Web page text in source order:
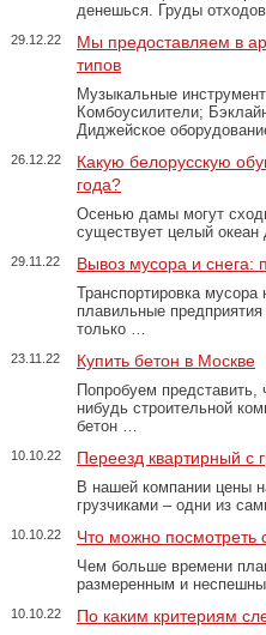
денешься. Груды
29.12.22
Мы предоставляем в
типов
Музыкальные
Комбоусилители;
Диджейское
26.12.22
Какую белорусскую
года?
Осенью дамы могут
существует целый
29.11.22 Вывоз мусора и
Транспортировка
плавильные
только …
23.11.22 Купить бетон в Москве
Попробуем представить,
нибудь строительной
бетон …
10.10.22 Переезд квартирный с
В нашей компании цены
грузчиками – одни из
10.10.22 Что можно посмотреть
Чем больше времени
размеренным и
10.10.22 По каким критериям